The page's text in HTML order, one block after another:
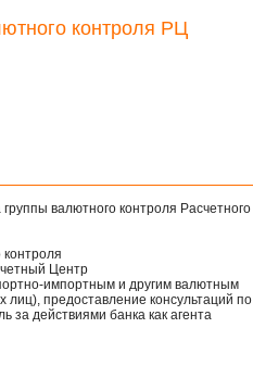
контроля РЦ
валютного контроля Расчетного
Центр
импортным и другим валютным
лиц), предоставление консультаций по
за действиями банка как агента